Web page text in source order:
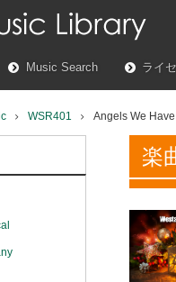
Music Search ライ
WSR401 Angels We
楽